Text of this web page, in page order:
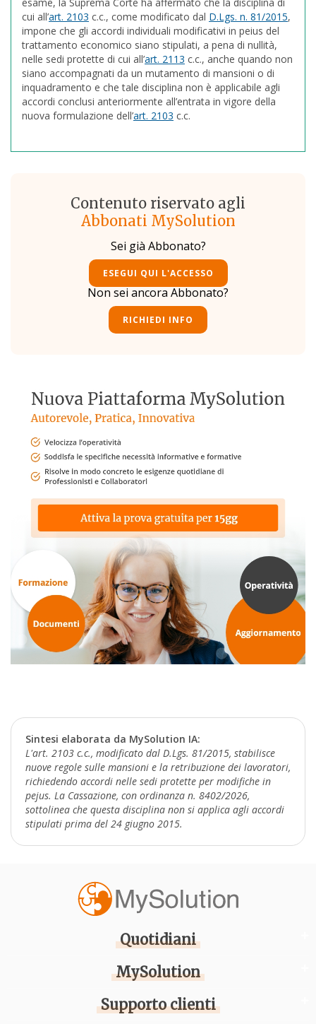
cui all’art. 2103 c.c., come modificato dal D.Lgs. n. 81/2015,
impone che gli accordi individuali modificativi in peius del
trattamento economico siano stipulati, a pena di nullità,
nelle sedi protette di cui all’art. 2113 c.c., anche quando non
siano accompagnati da un mutamento di mansioni o di
inquadramento e che tale disciplina non è applicabile agli
accordi conclusi anteriormente all’entrata in vigore della
nuova formulazione dell’art. 2103 c.c.
Contenuto riservato agli
Abbonati MySolution
Sei già Abbonato?
ESEGUI QUI L'ACCESSO
Non sei ancora Abbonato?
RICHIEDI INFO
Sintesi elaborata da MySolution IA:
L'art. 2103 c.c., modificato dal D.Lgs. 81/2015, stabilisce
nuove regole sulle mansioni e la retribuzione dei lavoratori,
richiedendo accordi nelle sedi protette per modifiche in
pejus. La Cassazione, con ordinanza n. 8402/2026,
sottolinea che questa disciplina non si applica agli accordi
stipulati prima del 24 giugno 2015.
Quotidiani
MySolution
Supporto clienti